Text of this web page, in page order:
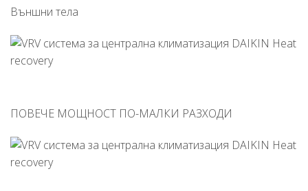
Външни тела
ПОВЕЧЕ МОЩНОСТ ПО-МАЛКИ РАЗХОДИ